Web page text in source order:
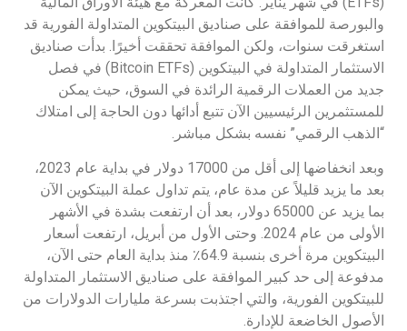
والبورصة للموافقة على صناديق البيتكوين المتداولة الفورية قد
استغرقت سنوات، ولكن الموافقة تحققت أخيرًا. بدأت صناديق
الاستثمار المتداولة في البيتكوين (Bitcoin ETFs) في فصل
جديد من العملات الرقمية الرائدة في السوق، حيث يمكن
للمستثمرين الرئيسيين الآن تتبع أدائها دون الحاجة إلى امتلاك
“الذهب الرقمي” نفسه بشكل مباشر.
وبعد انخفاضها إلى أقل من 17000 دولار في بداية عام 2023،
بعد ما يزيد قليلاً عن مدة عام، يتم تداول عملة البيتكوين الآن
بما يزيد عن 65000 دولار، بعد أن ارتفعت بشدة في الأشهر
الأولى من عام 2024. وحتى الأول من أبريل، ارتفعت أسعار
البيتكوين مرة أخرى بنسبة 64.9٪ منذ بداية العام حتى الآن،
مدفوعة إلى حد كبير الموافقة على صناديق الاستثمار المتداولة
للبيتكوين الفورية، والتي اجتذبت بسرعة مليارات الدولارات من
الأصول الخاضعة للإدارة.